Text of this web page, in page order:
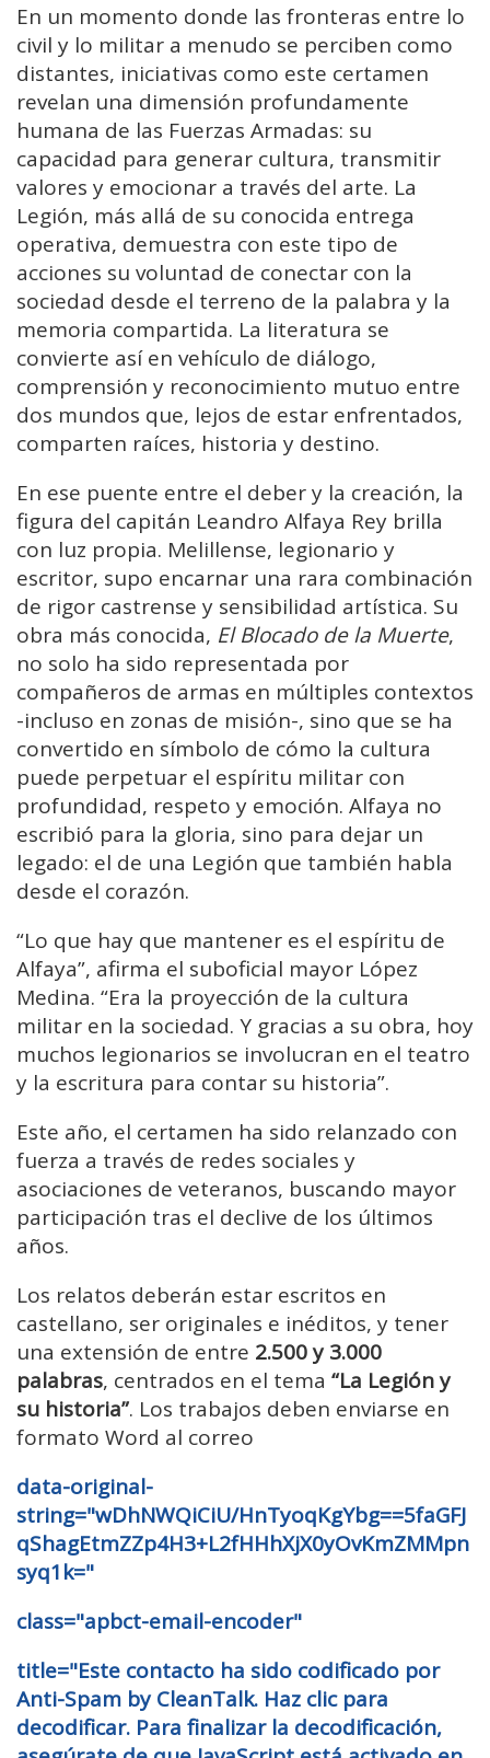
En un momento donde las fronteras entre lo
civil y lo militar a menudo se perciben como
distantes, iniciativas como este certamen
revelan una dimensión profundamente
humana de las Fuerzas Armadas: su
capacidad para generar cultura, transmitir
valores y emocionar a través del arte. La
Legión, más allá de su conocida entrega
operativa, demuestra con este tipo de
acciones su voluntad de conectar con la
sociedad desde el terreno de la palabra y la
memoria compartida. La literatura se
convierte así en vehículo de diálogo,
comprensión y reconocimiento mutuo entre
dos mundos que, lejos de estar enfrentados,
comparten raíces, historia y destino.
En ese puente entre el deber y la creación, la
figura del capitán Leandro Alfaya Rey brilla
con luz propia. Melillense, legionario y
escritor, supo encarnar una rara combinación
de rigor castrense y sensibilidad artística. Su
obra más conocida, El Blocado de la Muerte,
no solo ha sido representada por
compañeros de armas en múltiples contextos
-incluso en zonas de misión-, sino que se ha
convertido en símbolo de cómo la cultura
puede perpetuar el espíritu militar con
profundidad, respeto y emoción. Alfaya no
escribió para la gloria, sino para dejar un
legado: el de una Legión que también habla
desde el corazón.
“Lo que hay que mantener es el espíritu de
Alfaya”, afirma el suboficial mayor López
Medina. “Era la proyección de la cultura
militar en la sociedad. Y gracias a su obra, hoy
muchos legionarios se involucran en el teatro
y la escritura para contar su historia”.
Este año, el certamen ha sido relanzado con
fuerza a través de redes sociales y
asociaciones de veteranos, buscando mayor
participación tras el declive de los últimos
años.
Los relatos deberán estar escritos en
castellano, ser originales e inéditos, y tener
una extensión de entre 2.500 y 3.000
palabras, centrados en el tema “La Legión y
su historia”. Los trabajos deben enviarse en
formato Word al correo
data-original-
string="wDhNWQiCiU/HnTyoqKgYbg==5faGFJ
qShagEtmZZp4H3+L2fHHhXjX0yOvKmZMMpn
syq1k="
class="apbct-email-encoder"
title="Este contacto ha sido codificado por
Anti-Spam by CleanTalk. Haz clic para
decodificar. Para finalizar la decodificación,